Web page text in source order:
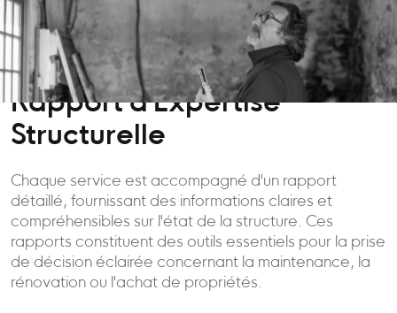
Rapport d'Expertise
Structurelle
Chaque service est accompagné d'un rapport
détaillé, fournissant des informations claires et
compréhensibles sur l'état de la structure. Ces
rapports constituent des outils essentiels pour la prise
de décision éclairée concernant la maintenance, la
rénovation ou l'achat de propriétés.